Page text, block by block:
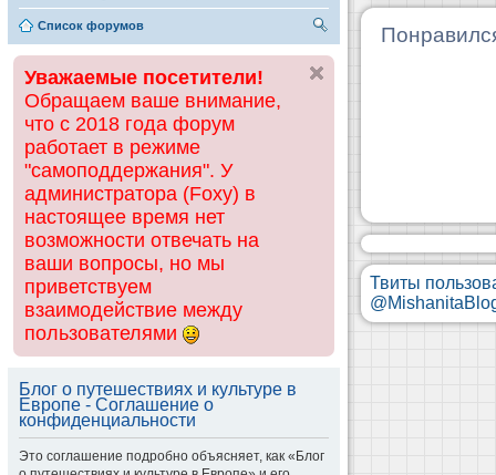
Список форумов
ск
Уважаемые посетители!
Обращаем ваше внимание,
что с 2018 года форум
работает в режиме
"самоподдержания". У
администратора (Foxy) в
настоящее время нет
возможности отвечать на
ваши вопросы, но мы
приветствуем
взаимодействие между
пользователями
Блог о путешествиях и культуре в
Европе - Соглашение о
конфиденциальности
Это соглашение подробно объясняет, как «Блог
Твиты